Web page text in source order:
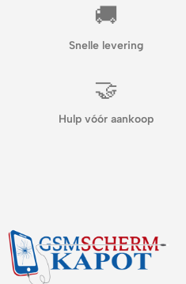
🚚
Snelle levering
🤝
Hulp vóór aankoop